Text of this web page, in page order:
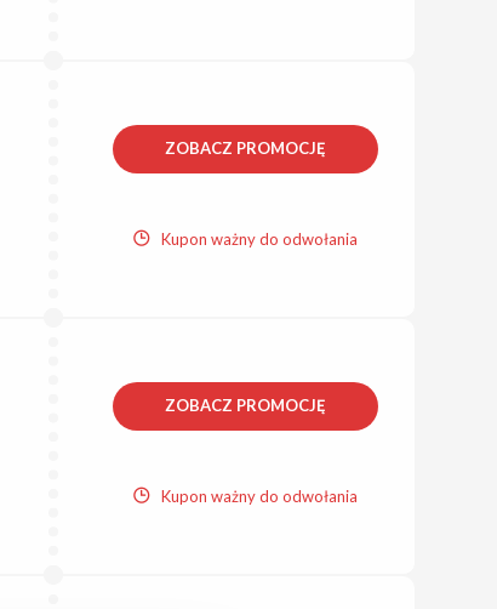
ZOBACZ PROMOCJĘ
Kupon ważny do odwołania
ZOBACZ PROMOCJĘ
Kupon ważny do odwołania